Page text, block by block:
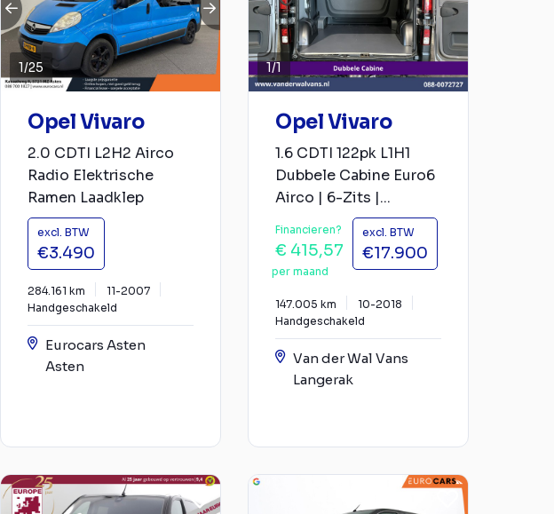
1/25
Opel Vivaro
2.0 CDTI L2H2 Airco
Radio Elektrische
Ramen Laadklep
excl. BTW
€3.490
284.161 km
11-2007
Handgeschakeld
Eurocars Asten
Asten
1/1
Opel Vivaro
1.6 CDTI 122pk L1H1
Dubbele Cabine Euro6
Airco | 6-Zits |...
Financieren?
€ 415,57
per maand
excl. BTW
€17.900
147.005 km
10-2018
Handgeschakeld
Van der Wal Vans
Langerak